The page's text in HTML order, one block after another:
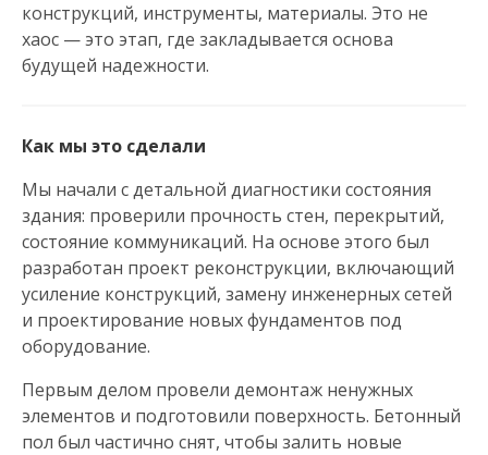
конструкций, инструменты, материалы. Это не
хаос — это этап, где закладывается основа
будущей надежности.
Как мы это сделали
Мы начали с детальной диагностики состояния
здания: проверили прочность стен, перекрытий,
состояние коммуникаций. На основе этого был
разработан проект реконструкции, включающий
усиление конструкций, замену инженерных сетей
и проектирование новых фундаментов под
оборудование.
Первым делом провели демонтаж ненужных
элементов и подготовили поверхность. Бетонный
пол был частично снят, чтобы залить новые